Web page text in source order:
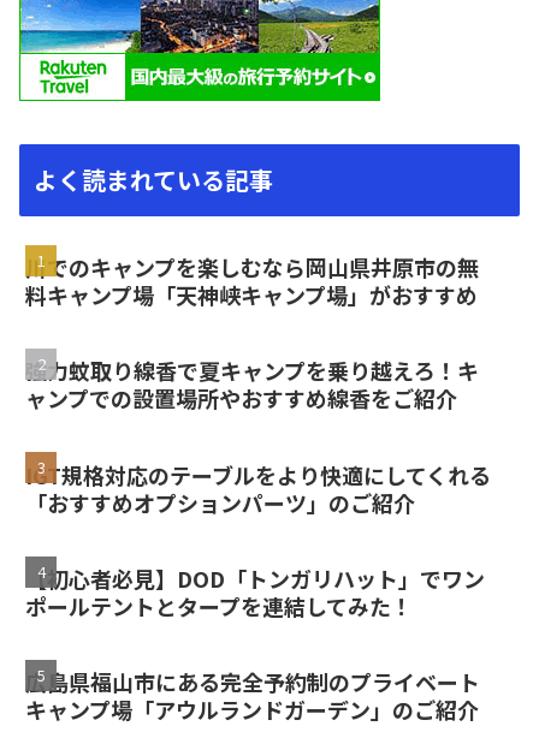
よく読まれている記事
川でのキャンプを楽しむなら岡山県井原市の無
料キャンプ場「天神峡キャンプ場」がおすすめ
強力蚊取り線香で夏キャンプを乗り越えろ！キ
ャンプでの設置場所やおすすめ線香をご紹介
IGT規格対応のテーブルをより快適にしてくれる
「おすすめオプションパーツ」のご紹介
【初心者必見】DOD「トンガリハット」でワン
ポールテントとタープを連結してみた！
広島県福山市にある完全予約制のプライベート
キャンプ場「アウルランドガーデン」のご紹介